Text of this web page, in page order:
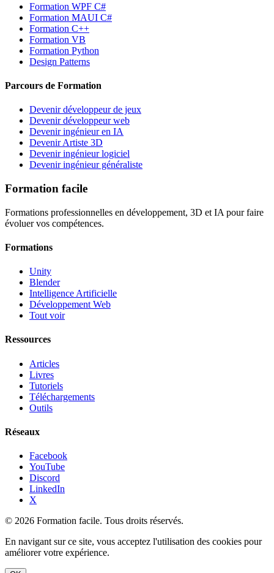
Formation WPF C#
Formation MAUI C#
Formation C++
Formation VB
Formation Python
Design Patterns
Parcours de Formation
Devenir développeur de jeux
Devenir développeur web
Devenir ingénieur en IA
Devenir Artiste 3D
Devenir ingénieur logiciel
Devenir ingénieur généraliste
Formation facile
Formations professionnelles en développement, 3D et IA pour faire
évoluer vos compétences.
Formations
Unity
Blender
Intelligence Artificielle
Développement Web
Tout voir
Ressources
Articles
Livres
Tutoriels
Téléchargements
Outils
Réseaux
Facebook
YouTube
Discord
LinkedIn
X
© 2026 Formation facile. Tous droits réservés.
En navigant sur ce site, vous acceptez l'utilisation des cookies pour
améliorer votre expérience.